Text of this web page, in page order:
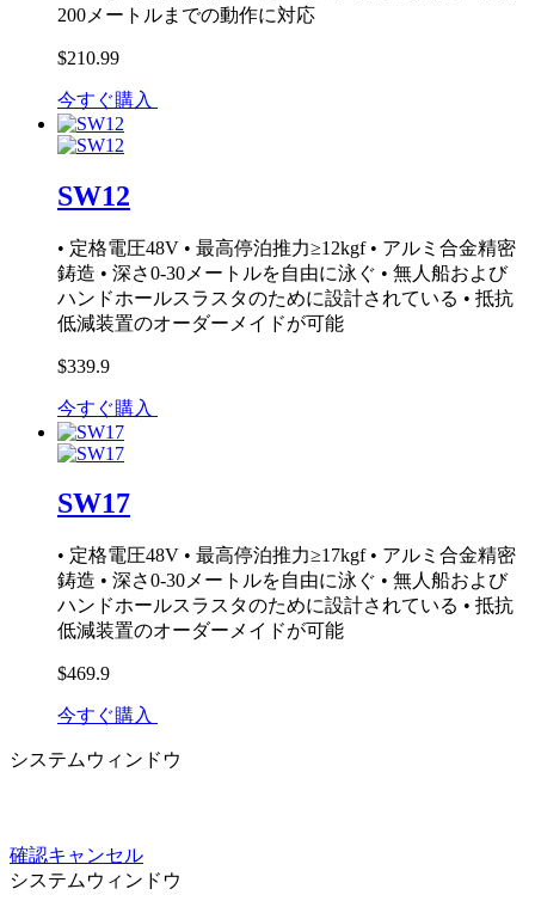
200メートルまでの動作に対応
$210.99
今すぐ購入
SW12
• 定格電圧48V • 最高停泊推力≥12kgf • アルミ合金精密
鋳造 • 深さ0-30メートルを自由に泳ぐ • 無人船および
ハンドホールスラスタのために設計されている • 抵抗
低減装置のオーダーメイドが可能
$339.9
今すぐ購入
SW17
• 定格電圧48V • 最高停泊推力≥17kgf • アルミ合金精密
鋳造 • 深さ0-30メートルを自由に泳ぐ • 無人船および
ハンドホールスラスタのために設計されている • 抵抗
低減装置のオーダーメイドが可能
$469.9
今すぐ購入
システムウィンドウ
確認キャンセル
システムウィンドウ